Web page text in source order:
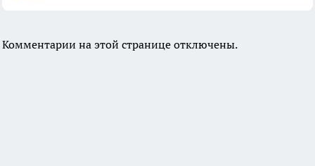
Комментарии на этой странице отключены.